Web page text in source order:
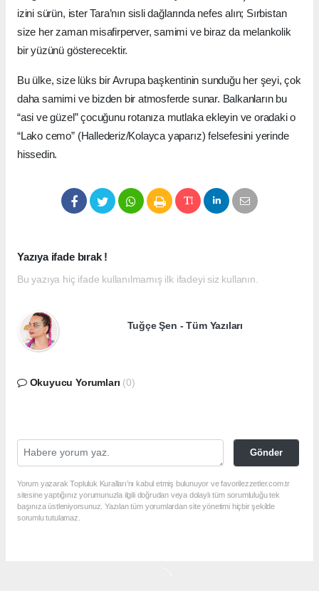
izini sürün, ister Tara’nın sisli dağlarında nefes alın; Sırbistan
size her zaman misafirperver, samimi ve biraz da melankolik
bir yüzünü gösterecektir.
Bu ülke, size lüks bir Avrupa başkentinin sunduğu her şeyi, çok
daha samimi ve bizden bir atmosferde sunar. Balkanların bu
“asi ve güzel” çocuğunu rotanıza mutlaka ekleyin ve oradaki o
“Lako cemo” (Hallederiz/Kolayca yaparız) felsefesini yerinde
hissedin.
Yazıya ifade bırak !
Bu yazıya hiç ifade kullanılmamış ilk ifadeyi siz kullanın.
Tuğçe Şen - Tüm Yazıları
Okuyucu Yorumları (0)
Gönder
Yorum yazarak Topluluk Kuralları’nı kabul etmiş bulunuyor ve favorilezzetler.com.tr
sitesine yaptığınız yorumunuzla ilgili doğrudan veya dolaylı tüm sorumluluğu tek
başınıza üstleniyorsunuz. Yazılan tüm yorumlardan site yönetimi hiçbir şekilde
sorumlu tutulamaz.